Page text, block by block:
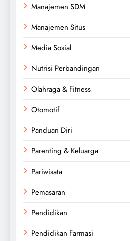
Manajemen SDM
Manajemen Situs
Media Sosial
Nutrisi Perbandingan
Olahraga & Fitness
Otomotif
Panduan Diri
Parenting & Keluarga
Pariwisata
Pemasaran
Pendidikan
Pendidikan Farmasi